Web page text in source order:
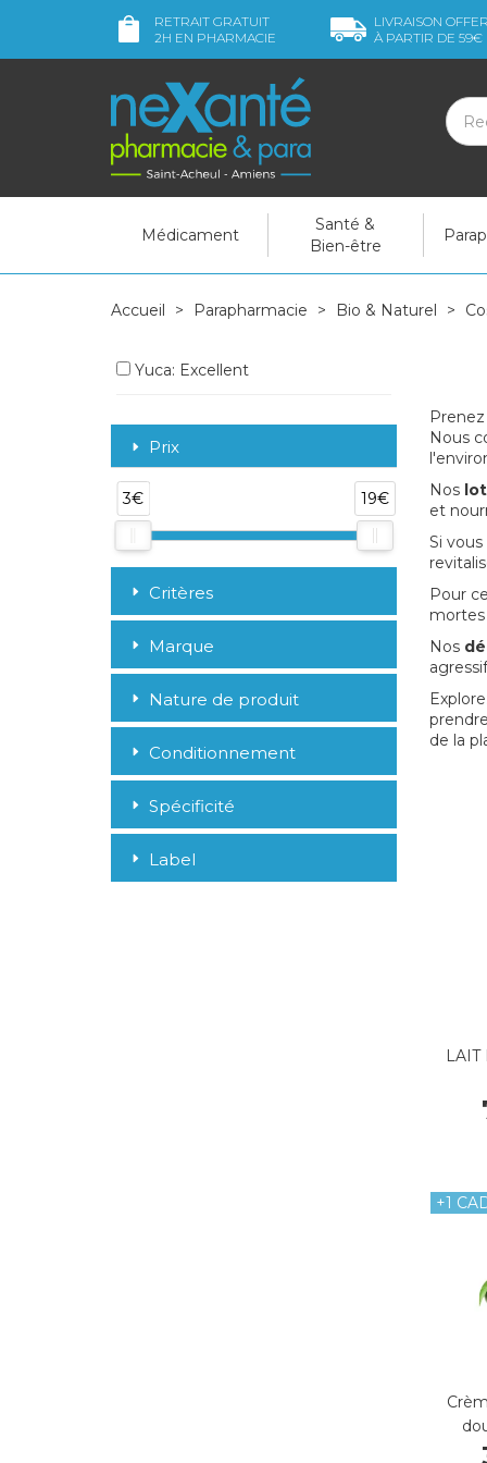
RETRAIT GRATUIT
2H EN PHARMACIE
LIVRAISON
À PARTIR DE 59€
Médicament
Santé &
Bien-être
Accueil Parapharmacie Bio & Naturel
Nous
Nos
et
Si
Pour
mortes
Nos
de la
LAIT
+1
Yuca: Excellent
Prix
3€ 19€
Critères
Marque
Nature de produit
Conditionnement
Spécificité
Label